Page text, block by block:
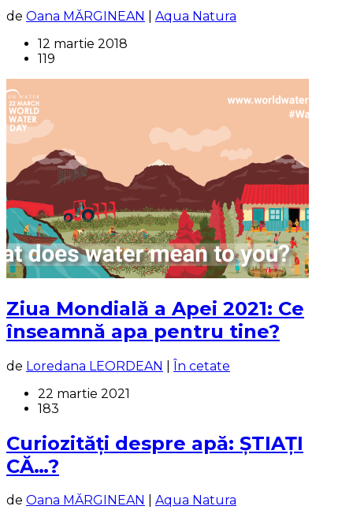
de Oana MĂRGINEAN
Aqua Natura
12 martie 2018
119
Ziua Mondială a Apei 2021: Ce
înseamnă apa pentru tine?
de Loredana LEORDEAN
În cetate
22 martie 2021
183
Curiozități despre apă: ȘTIAȚI
CĂ…?
de Oana MĂRGINEAN
Aqua Natura